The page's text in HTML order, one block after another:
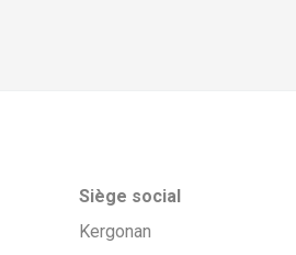
Siège social
Kergonan